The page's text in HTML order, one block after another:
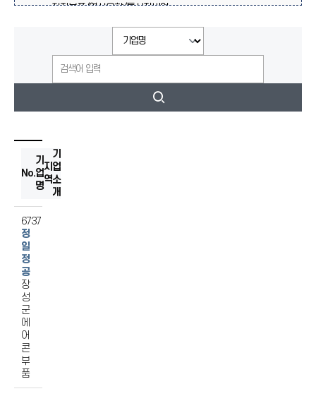
전자부품/영상음향/통신장비업
의료/정밀/광학기기/시계
기타운송장비
고무/플라스틱
비금속광물제품
섬유
음식료품
No.
기
업
명
지
역
기
업
소
개
6737
정
일
정
공
장
성
군
에
어
콘
부
품